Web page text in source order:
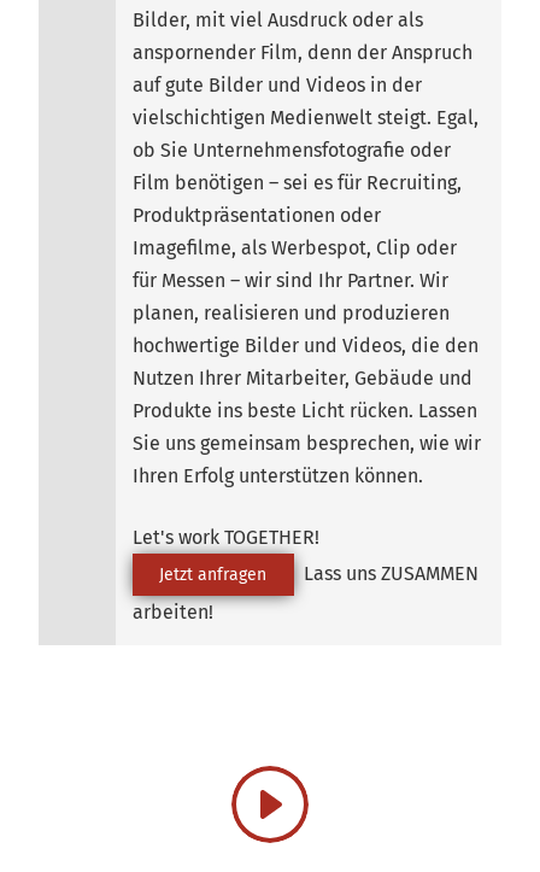
Bilder, mit viel Ausdruck oder als
anspornender Film, denn der Anspruch
auf gute Bilder und Videos in der
vielschichtigen Medienwelt steigt. Egal,
ob Sie Unternehmensfotografie oder
Film benötigen – sei es für Recruiting,
Produktpräsentationen oder
Imagefilme, als Werbespot, Clip oder
für Messen – wir sind Ihr Partner. Wir
planen, realisieren und produzieren
hochwertige Bilder und Videos, die den
Nutzen Ihrer Mitarbeiter, Gebäude und
Produkte ins beste Licht rücken. Lassen
Sie uns gemeinsam besprechen, wie wir
Ihren Erfolg unterstützen können.
Let's work TOGETHER!
Jetzt anfragen
Lass uns ZUSAMMEN
arbeiten!